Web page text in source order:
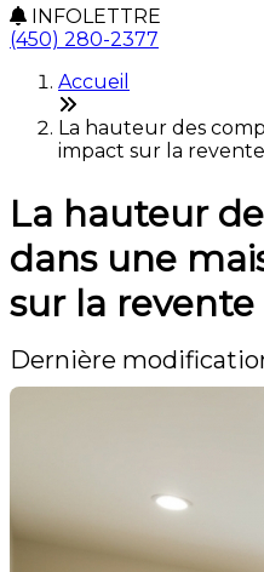
INFOLETTRE
(450) 280-2377
Accueil
La hauteur des
impact sur la
La hauteur
dans une
sur la revente
Dernière